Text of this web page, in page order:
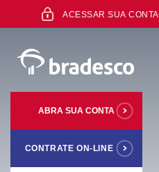
ABRA SUA CONTA
CONTRATE ON-LINE
Mais buscados
ACESSO
AO
ACESSAR SUA CONTA